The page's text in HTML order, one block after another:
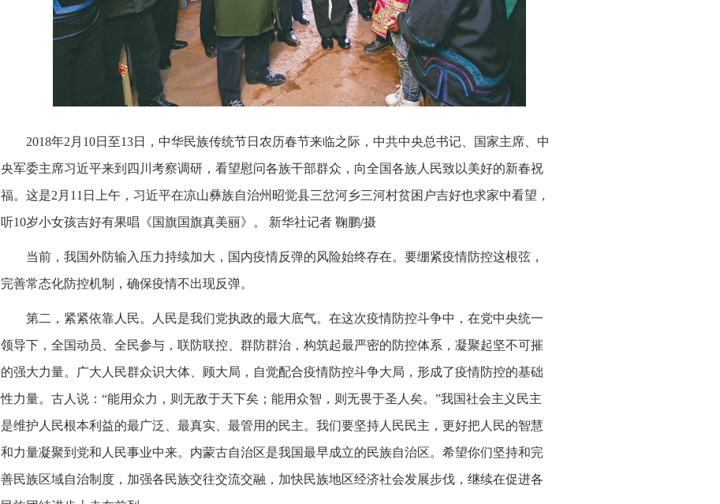
2018年2月10日至13日，中华民族传统节日农历春节来临之际，中共中央总书记、国家主席、中
央军委主席习近平来到四川考察调研，看望慰问各族干部群众，向全国各族人民致以美好的新春祝
福。这是2月11日上午，习近平在凉山彝族自治州昭觉县三岔河乡三河村贫困户吉好也求家中看望，
听10岁小女孩吉好有果唱《国旗国旗真美丽》。 新华社记者 鞠鹏/摄
当前，我国外防输入压力持续加大，国内疫情反弹的风险始终存在。要绷紧疫情防控这根弦，
完善常态化防控机制，确保疫情不出现反弹。
第二，紧紧依靠人民。人民是我们党执政的最大底气。在这次疫情防控斗争中，在党中央统一
领导下，全国动员、全民参与，联防联控、群防群治，构筑起最严密的防控体系，凝聚起坚不可摧
的强大力量。广大人民群众识大体、顾大局，自觉配合疫情防控斗争大局，形成了疫情防控的基础
性力量。古人说：“能用众力，则无敌于天下矣；能用众智，则无畏于圣人矣。”我国社会主义民主
是维护人民根本利益的最广泛、最真实、最管用的民主。我们要坚持人民民主，更好把人民的智慧
和力量凝聚到党和人民事业中来。内蒙古自治区是我国最早成立的民族自治区。希望你们坚持和完
善民族区域自治制度，加强各民族交往交流交融，加快民族地区经济社会发展步伐，继续在促进各